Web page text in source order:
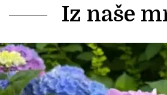
Iz naše